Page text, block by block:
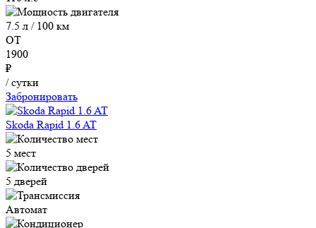
7.5 л / 100 км
ОТ
1900
₽
/ сутки
Забронировать
Skoda Rapid 1.6 AT
5 мест
5 дверей
Автомат